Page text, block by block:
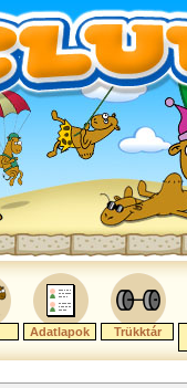
Adatlapok Trükktár